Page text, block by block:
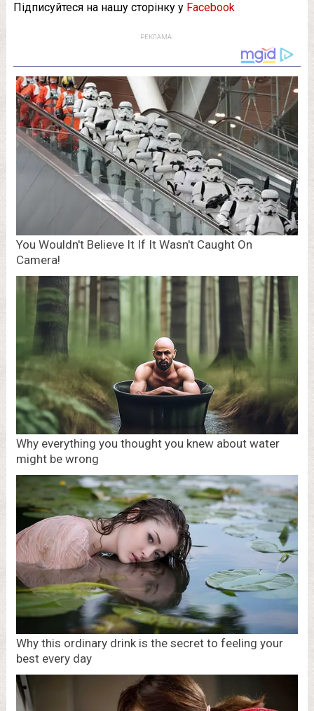
Підписуйтеся на нашу сторінку у Facebook
РЕКЛАМА: